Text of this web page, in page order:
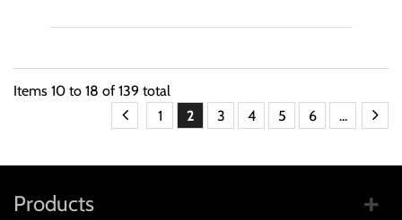
Items 10 to 18 of 139 total
1
2 3 4 5 6 ...
Products